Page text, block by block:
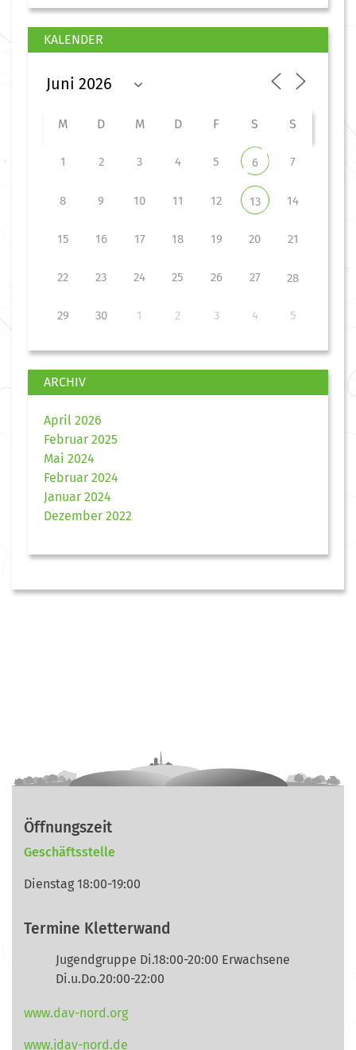
KALENDER
M D M D F S S
1 2 3 4 5 6 7
8 9 10 11 12 13 14
15 16 17 18 19 20 21
22 23 24 25 26 27 28
29 30 1 2 3 4 5
ARCHIV
April 2026
Februar 2025
Mai 2024
Februar 2024
Januar 2024
Dezember 2022
Öffnungszeit
Geschäftsstelle
Dienstag 18:00-19:00
Termine Kletterwand
Jugendgruppe Di.18:00-20:00 Erwachsene
Di.u.Do.20:00-22:00
www.dav-nord.org
www.jdav-nord.de